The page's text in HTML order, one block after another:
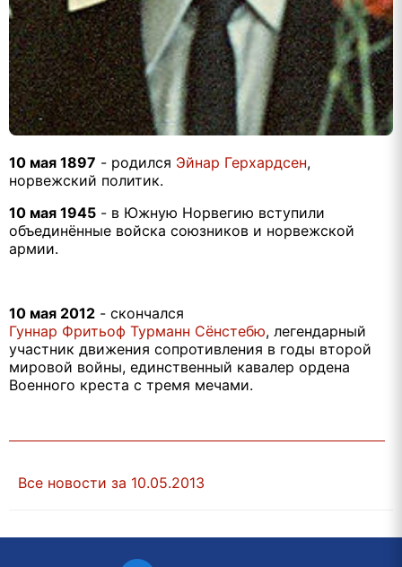
10 мая 1897 - родился Эйнар Герхардсен,
норвежский политик.
10 мая 1945 - в Южную Норвегию вступили
объединённые войска союзников и норвежской
армии.
10 мая 2012 - скончался
Гуннар Фритьоф Турманн Сёнстебю, легендарный
участник движения сопротивления в годы второй
мировой войны, единственный кавалер ордена
Военного креста с тремя мечами.
Все новости за 10.05.2013